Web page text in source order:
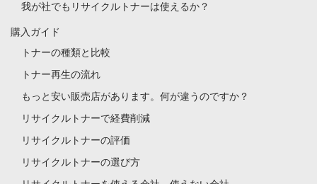
我が社でもリサイクルトナーは使えるか？
購入ガイド
トナーの種類と比較
トナー再生の流れ
もっと安い販売店があります。何が違うのですか？
リサイクルトナーで経費削減
リサイクルトナーの評価
リサイクルトナーの選び方